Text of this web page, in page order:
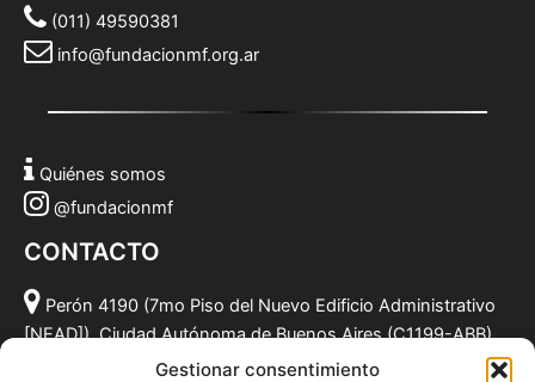
Gestionar consentimiento
(011) 49590381
info@fundacionmf.org.ar
Quiénes somos
@fundacionmf
CONTACTO
Perón 4190 (7mo Piso del Nuevo Edificio Administrativo
[NEAD]), Ciudad Autónoma de Buenos Aires (C1199-ABB),